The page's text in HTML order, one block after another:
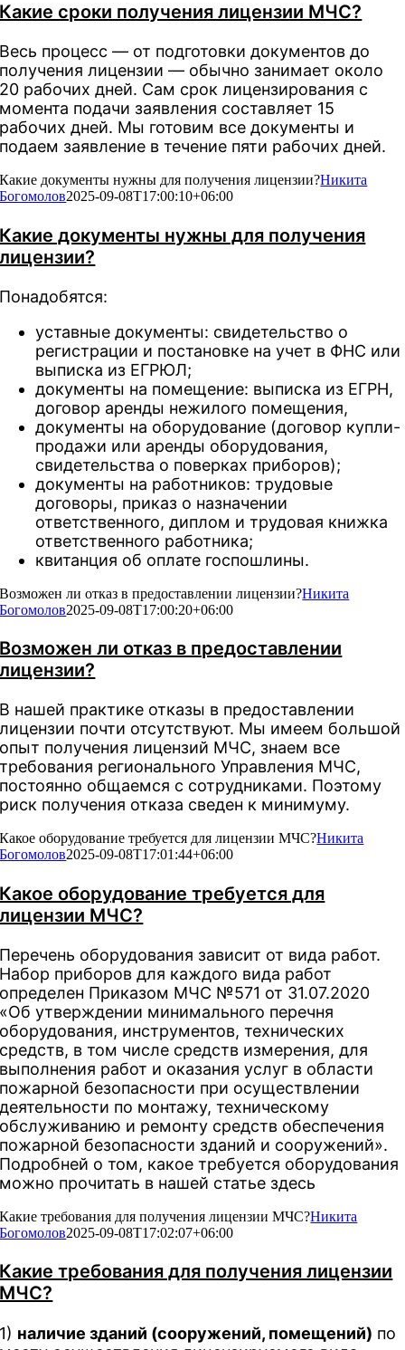
Какие сроки получения лицензии МЧС?
Весь процесс — от подготовки документов до
получения лицензии — обычно занимает около
20 рабочих дней. Сам срок лицензирования с
момента подачи заявления составляет 15
рабочих дней. Мы готовим все документы и
подаем заявление в течение пяти рабочих дней.
Какие документы нужны для получения лицензии?Никита
Богомолов2025-09-08T17:00:10+06:00
Какие документы нужны для получения
лицензии?
Понадобятся:
уставные документы: свидетельство о
регистрации и постановке на учет в ФНС или
выписка из ЕГРЮЛ;
документы на помещение: выписка из ЕГРН,
договор аренды нежилого помещения,
документы на оборудование (договор купли-
продажи или аренды оборудования,
свидетельства о поверках приборов);
документы на работников: трудовые
договоры, приказ о назначении
ответственного, диплом и трудовая книжка
ответственного работника;
квитанция об оплате госпошлины.
Возможен ли отказ в предоставлении лицензии?Никита
Богомолов2025-09-08T17:00:20+06:00
Возможен ли отказ в предоставлении
лицензии?
В нашей практике отказы в предоставлении
лицензии почти отсутствуют. Мы имеем большой
опыт получения лицензий МЧС, знаем все
требования регионального Управления МЧС,
постоянно общаемся с сотрудниками. Поэтому
риск получения отказа сведен к минимуму.
Какое оборудование требуется для лицензии МЧС?Никита
Богомолов2025-09-08T17:01:44+06:00
Какое оборудование требуется для
лицензии МЧС?
Перечень оборудования зависит от вида работ.
Набор приборов для каждого вида работ
определен Приказом МЧС №571 от 31.07.2020
«Об утверждении минимального перечня
оборудования, инструментов, технических
средств, в том числе средств измерения, для
выполнения работ и оказания услуг в области
пожарной безопасности при осуществлении
деятельности по монтажу, техническому
обслуживанию и ремонту средств обеспечения
пожарной безопасности зданий и сооружений».
Подробней о том, какое требуется оборудования
можно прочитать в нашей статье здесь
Какие требования для получения лицензии МЧС?Никита
Богомолов2025-09-08T17:02:07+06:00
Какие требования для получения лицензии
МЧС?
1) наличие зданий (сооружений, помещений) по